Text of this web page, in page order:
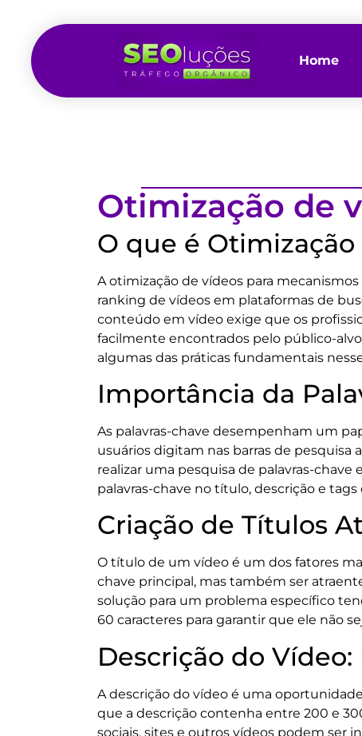
Home
Otimização de
O que é
A otimização de vídeos para
ranking de vídeos em plataformas de
conteúdo em vídeo exige que os
facilmente encontrados pelo público-
algumas das práticas fundamentais
Importância da
As palavras-chave desempenham um
usuários digitam nas barras de pesquisa
realizar uma pesquisa de palavras-
palavras-chave no título, descrição e
Criação de Títulos
O título de um vídeo é um dos fatores
chave principal, mas também ser
solução para um problema específico
60 caracteres para garantir que ele não
Descrição do
A descrição do vídeo é uma
que a descrição contenha entre 200 e
sociais, sites e outros vídeos podem ser